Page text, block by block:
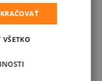
čo by neublížil ani
mazaný, ktorý
do cesty. A medzi nimi
po ktorom každý
alebo hrdina? Staň sa
westernu v bastarďom